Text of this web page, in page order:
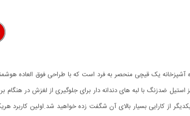
8 کاره آشپزخانه یک قیچی منحصر به فرد است که با طراحی فوق العاده
از کارایی بسیار بالای آن شگفت زده خواهید شد.اولین کاربرد